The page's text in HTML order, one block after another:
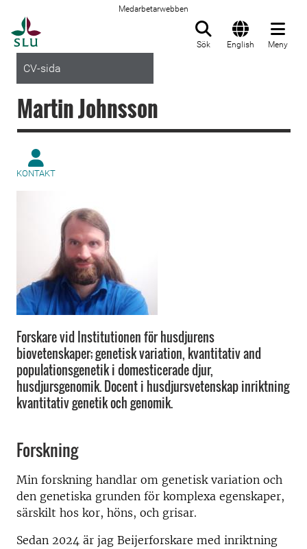
Medarbetarwebben
Sök English Meny
CV-sida
Martin Johnsson
KONTAKT
Forskare vid Institutionen för husdjurens
biovetenskaper; genetisk variation, kvantitativ and
populationsgenetik i domesticerade djur,
husdjursgenomik. Docent i husdjursvetenskap inriktning
kvantitativ genetik och genomik.
Forskning
Min forskning handlar om genetisk variation och
den genetiska grunden för komplexa egenskaper,
särskilt hos kor, höns, och grisar.
Sedan 2024 är jag Beijerforskare med inriktning